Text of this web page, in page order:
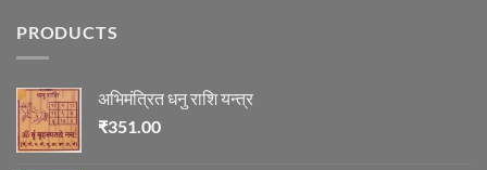
में
PRODUCTS
अभिमंत्रित धनु राशि यन्त्र
₹351.00